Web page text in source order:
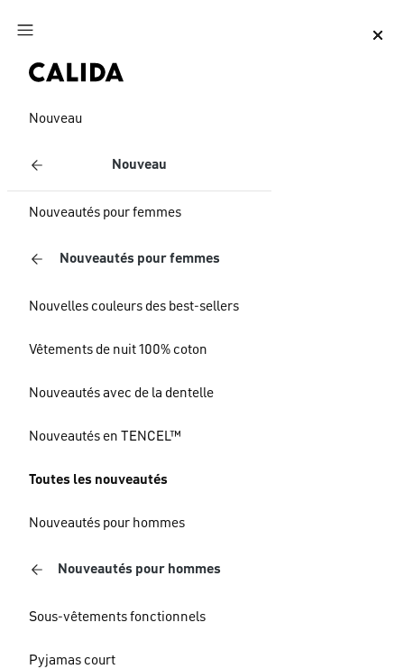
Aller au contenu principal
Nouveau
Nouveau
Nouveautés pour femmes
Nouveautés pour femmes
Nouvelles couleurs des best-sellers
Vêtements de nuit 100% coton
Nouveautés avec de la dentelle
Nouveautés en TENCEL™
Toutes les nouveautés
Nouveautés pour hommes
Nouveautés pour hommes
Sous-vêtements fonctionnels
Pyjamas court